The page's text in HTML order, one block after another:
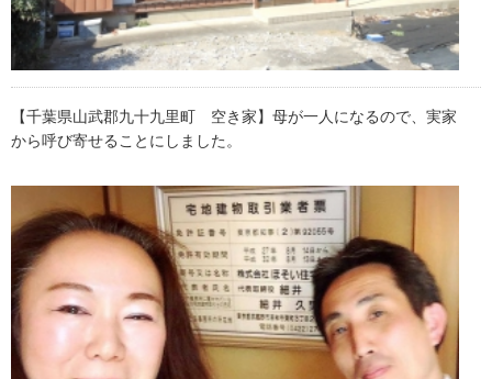
【千葉県山武郡九十九里町 空き家】母が一人になるので、実家
から呼び寄せることにしました。